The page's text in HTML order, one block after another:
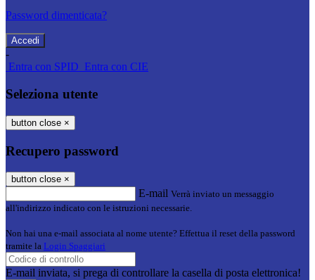
Password dimenticata?
-
Entra con SPID Entra con CIE
Seleziona utente
button close ×
Recupero password
button close ×
E-mail Verrà inviato un messaggio
all'indirizzo indicato con le istruzioni necessarie.
Non hai una e-mail associata al nome utente? Effettua il reset della password
tramite la Login Spaggiari
E-mail inviata, si prega di controllare la casella di posta elettronica!